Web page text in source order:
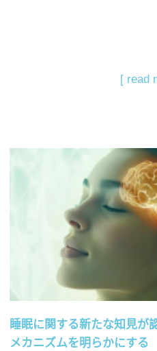
[ read
睡眠に関する新たな知見が
メカニズムを明らかにする